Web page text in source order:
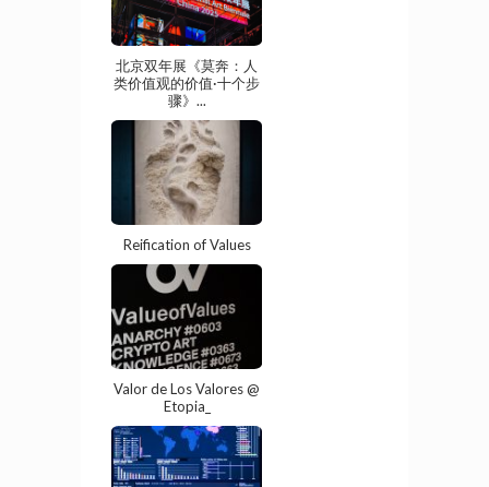
北京双年展《莫奔：人
类价值观的价值·十个步
骤》...
Reification of Values
Valor de Los Valores @
Etopia_